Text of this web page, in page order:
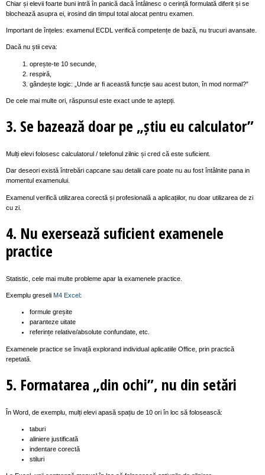
Chiar și elevii foarte buni intră în panică dacă întâlnesc o cerință formulată diferit și se
blochează asupra ei, irosind din timpul total alocat pentru examen.
Important de înțeles: examenul ECDL verifică competențe de bază, nu trucuri avansate.
Dacă nu știi ceva:
oprește-te 10 secunde,
respiră,
gândește logic: „Unde ar fi această funcție sau acest buton, în mod normal?”
De cele mai multe ori, răspunsul este exact unde te aștepți.
3. Se bazează doar pe „știu eu calculator”
Mulți elevi folosesc calculatorul / telefonul zilnic și cred că este suficient.
Dar deseori există întrebări capcane sau detalii care poate nu au fost întâlnite pana in
momentul examenului.
Examenul verifică utilizarea corectă și profesională a aplicațiilor, nu doar utilizarea de zi
cu zi.
4. Nu exersează suficient examenele
practice
Statistic, cele mai multe probleme apar la examenele practice.
Exemplu greseli M4 Excel:
formule greșite
paranteze uitate
referințe relative/absolute confundate, etc.
Examenele practice se învață explorand individual aplicatiile Office, prin practică
repetată.
5. Formatarea „din ochi”, nu din setări
În Word, de exemplu, mulți elevi apasă spațiu de 10 ori în loc să folosească:
taburi
aliniere justificată
indentare corectă
stiluri